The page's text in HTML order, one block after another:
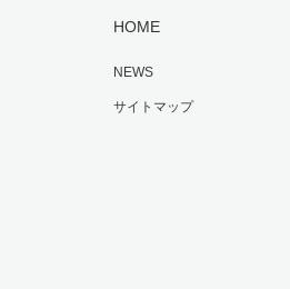
HOME
NEWS
サイトマップ